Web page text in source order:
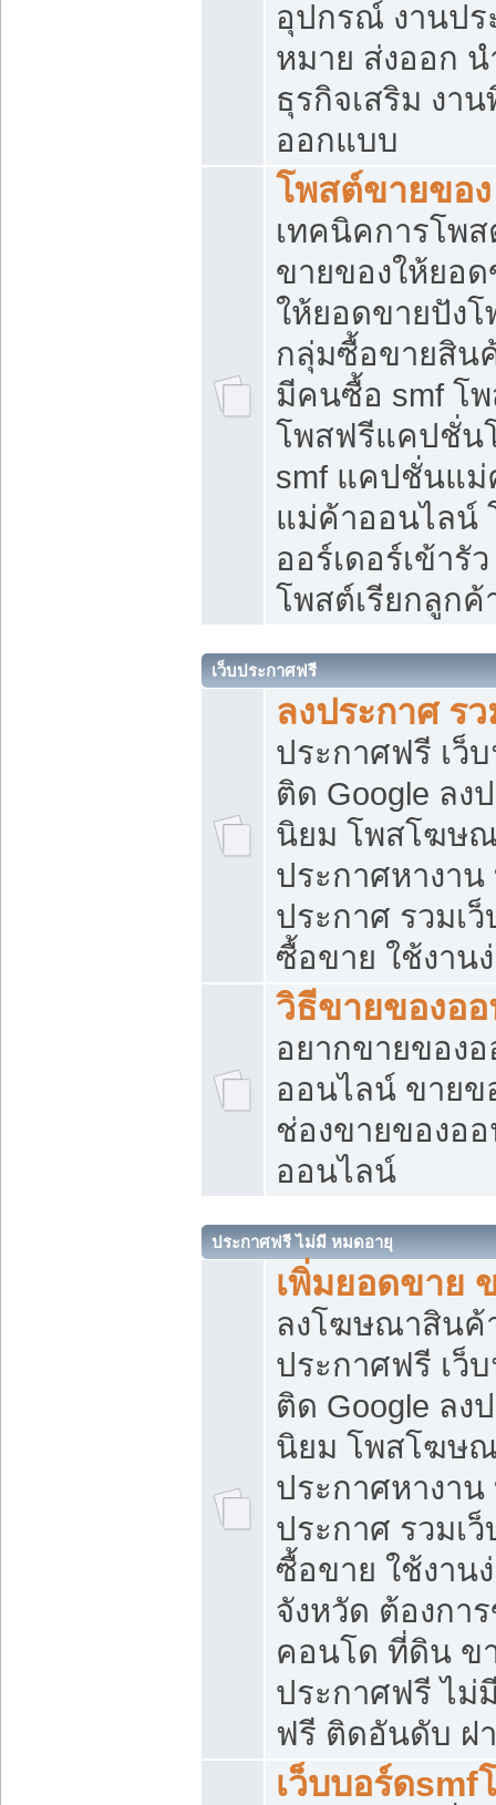
อุปกรณ์ งานป
หมาย ส่งออก น
ธุรกิจเสริม งา
ออกแบบ
โพสต์ขายของ
เทคนิคการโพ
ขายของให้ยอ
ให้ยอดขายปัง
กลุ่มซื้อขายสิน
มีคนซื้อ smf โ
โพสฟรีแคปชั่น
smf แคปชั่นแ
แม่ค้าออนไลน์
ออร์เดอร์เข้ารั
โพสต์เรียกลูกค้
เว็บประกาศฟรี
ลงประกาศ ร
ประกาศฟรี เว็
ติด Google ลง
นิยม โพสโฆษ
ประกาศหางาน
ประกาศ รวมเ
ซื้อขาย ใช้งาน
วิธีขายของอ
อยากขายของ
ออนไลน์ ขายข
ช่องขายของอ
ออนไลน์
ประกาศฟรี ไม่มี หมดอายุ
เพิ่มยอดขาย
ลงโฆษณาสิน
ประกาศฟรี เว็
ติด Google ลง
นิยม โพสโฆษ
ประกาศหางาน
ประกาศ รวมเ
ซื้อขาย ใช้งาน
จังหวัด ต้องกา
คอนโด ที่ดิน ข
ประกาศฟรี ไม่
ฟรี ติดอันดับ ฝ
เว็บบอร์ดsmf